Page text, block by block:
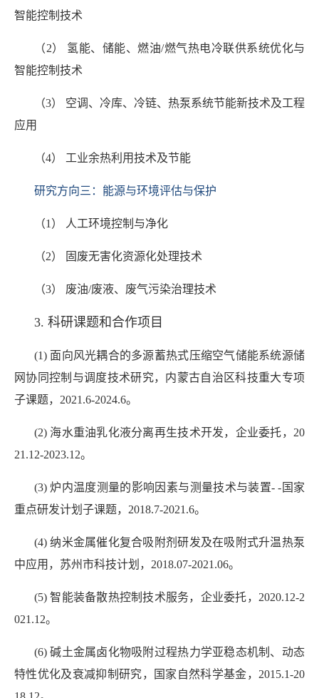
智能控制技术
（2） 氢能、储能、燃油/燃气热电冷联供系统优化与
智能控制技术
（3） 空调、冷库、冷链、热泵系统节能新技术及工程
应用
（4） 工业余热利用技术及节能
研究方向三：能源与环境评估与保护
（1） 人工环境控制与净化
（2） 固废无害化资源化处理技术
（3） 废油/废液、废气污染治理技术
3. 科研课题和合作项目
(1) 面向风光耦合的多源蓄热式压缩空气储能系统源储
网协同控制与调度技术研究，内蒙古自治区科技重大专项
子课题，2021.6-2024.6。
(2) 海水重油乳化液分离再生技术开发，企业委托，20
21.12-2023.12。
(3) 炉内温度测量的影响因素与测量技术与装置- -国家
重点研发计划子课题，2018.7-2021.6。
(4) 纳米金属催化复合吸附剂研发及在吸附式升温热泵
中应用，苏州市科技计划，2018.07-2021.06。
(5) 智能装备散热控制技术服务，企业委托，2020.12-2
021.12。
(6) 碱土金属卤化物吸附过程热力学亚稳态机制、动态
特性优化及衰减抑制研究，国家自然科学基金，2015.1-20